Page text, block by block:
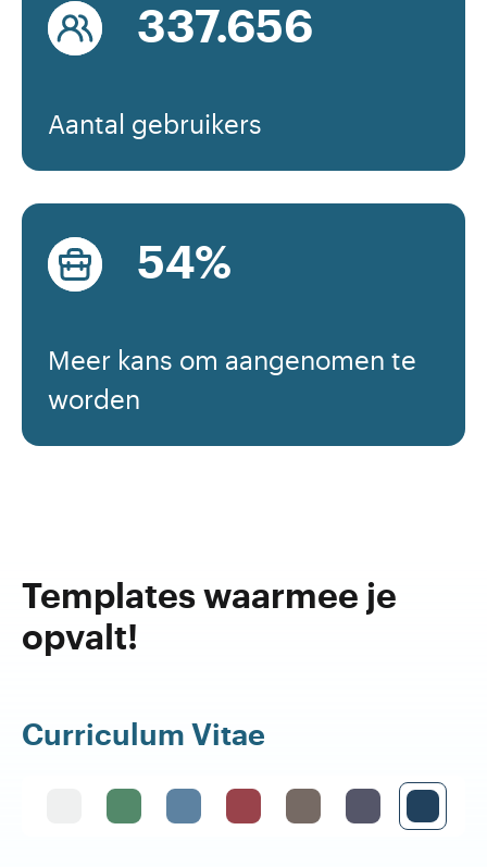
381.560
Aantal gebruikers
60%
Meer kans om aangenomen te
worden
Templates waarmee je
opvalt!
Curriculum Vitae